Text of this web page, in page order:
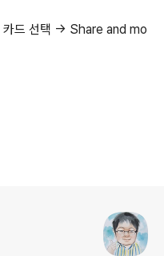
드 선택 -> Share and mo